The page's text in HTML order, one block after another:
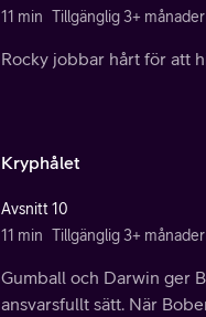
11 min Tillgänglig 3+ månader
Rocky jobbar hårt för att
Kryphålet
Avsnitt 10
11 min Tillgänglig 3+ månader
Gumball och Darwin ger
ansvarsfullt sätt. När